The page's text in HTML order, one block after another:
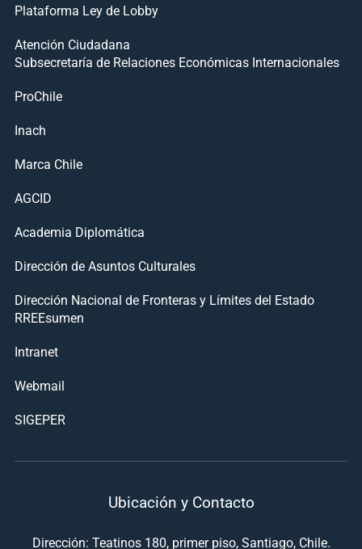
Plataforma Ley de Lobby
Atención Ciudadana
Subsecretaría de Relaciones Económicas Internacionales
ProChile
Inach
Marca Chile
AGCID
Academia Diplomática
Dirección de Asuntos Culturales
Dirección Nacional de Fronteras y Límites del Estado
RREEsumen
Intranet
Webmail
SIGEPER
Ubicación y Contacto
Dirección: Teatinos 180, primer piso, Santiago, Chile.